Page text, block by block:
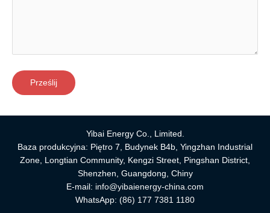
Yibai Energy Co., Limited.
Baza produkcyjna: Piętro 7, Budynek B4b, Yingzhan Industrial
Zone, Longtian Community, Kengzi Street, Pingshan District,
Shenzhen, Guangdong, Chiny
E-mail: info@yibaienergy-china.com
WhatsApp: (86) 177 7381 1180